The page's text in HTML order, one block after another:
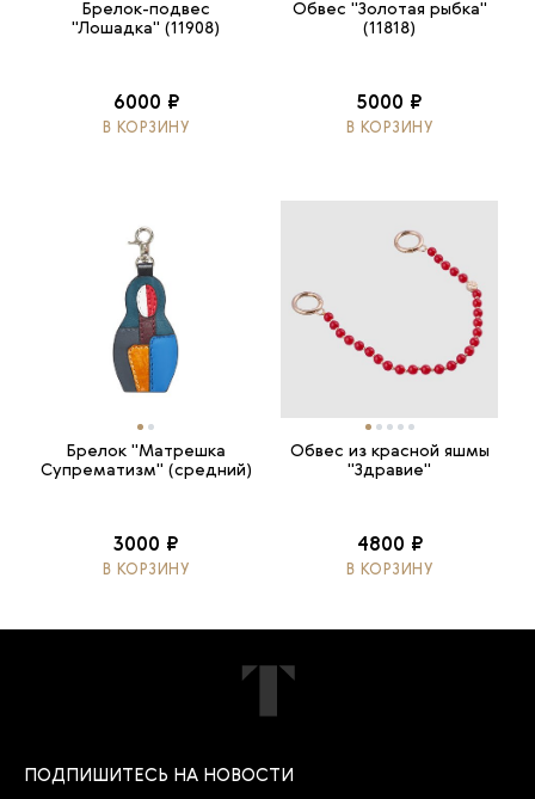
Брелок-подвес
"Лошадка" (11908)
6000 ₽
В КОРЗИНУ
Обвес "Золотая рыбка"
(11818)
5000 ₽
В КОРЗИНУ
Брелок "Матрешка
Супрематизм" (средний)
3000 ₽
В КОРЗИНУ
Обвес из красной яшмы
"Здравие"
4800 ₽
В КОРЗИНУ
ПОДПИШИТЕСЬ НА НОВОСТИ